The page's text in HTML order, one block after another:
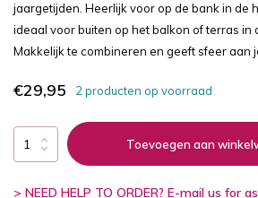
jaargetijden. Heerlijk voor op de bank in de
ideaal voor buiten op het balkon of terras in
Makkelijk te combineren en geeft sfeer aan
€29,95 2 producten op voorraad
Toevoegen aan
> NEED HELP TO ORDER? E-mail us for